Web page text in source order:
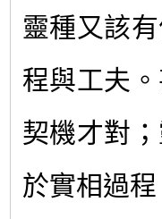
靈種又該
程與工夫
契機才對
於實相過